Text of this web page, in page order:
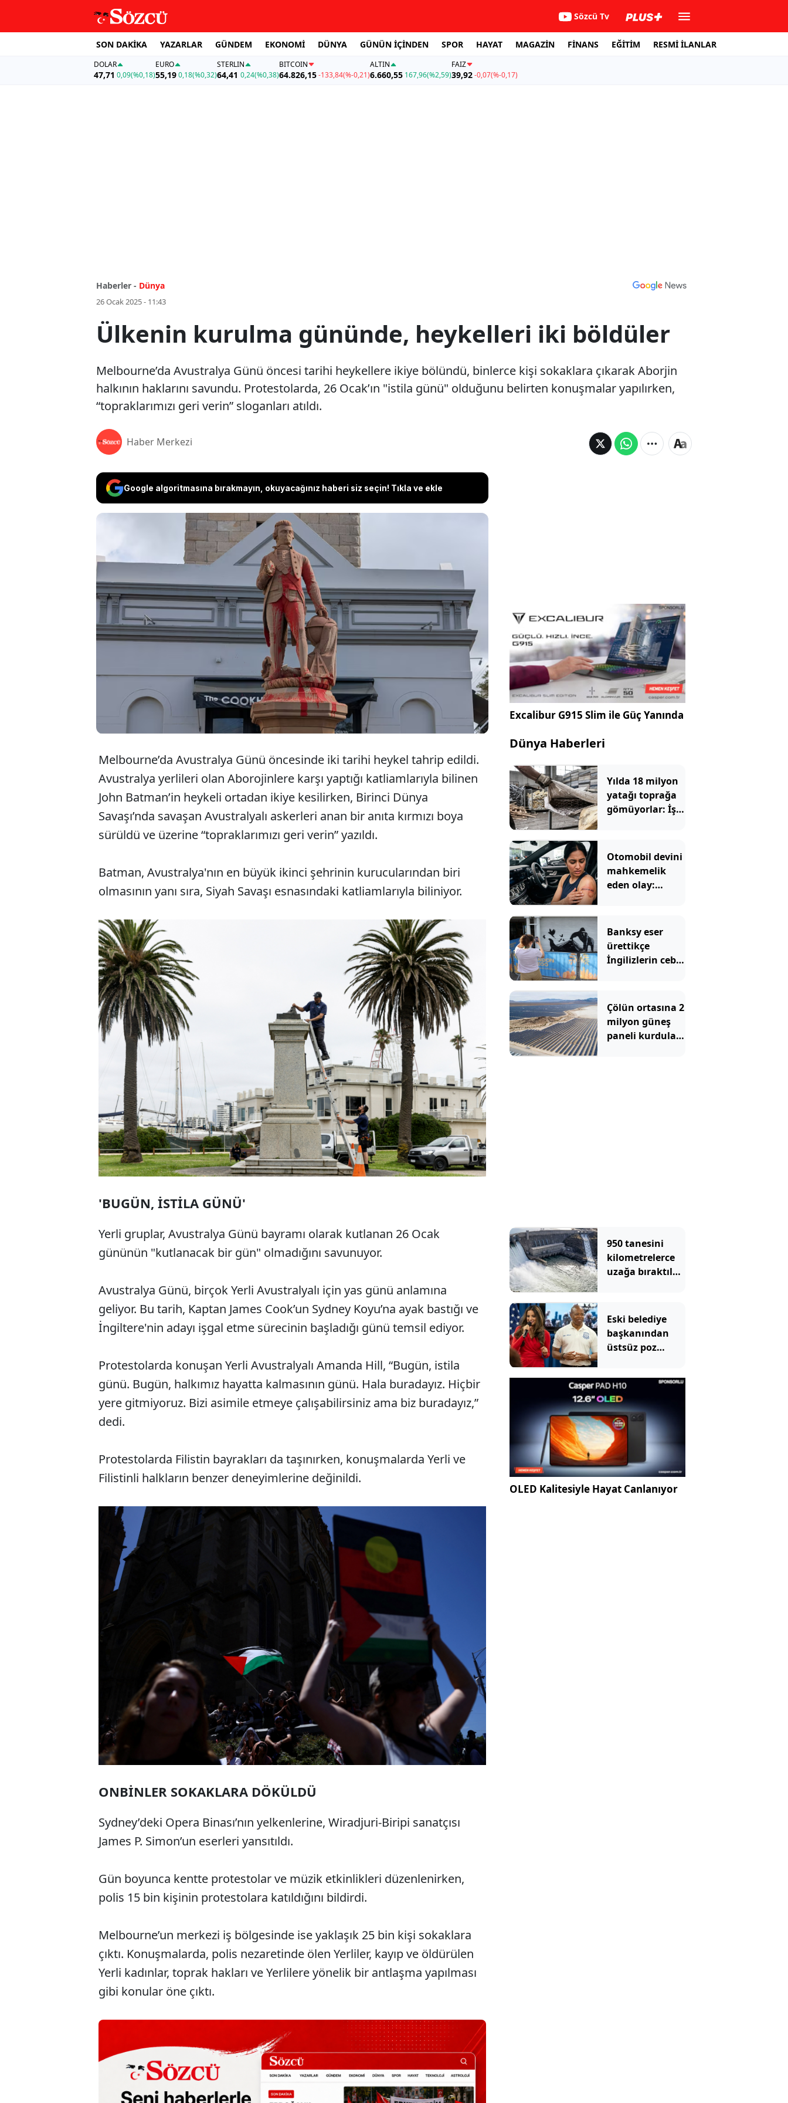
Sözcü Tv
SON DAKİKA YAZARLAR GÜNDEM EKONOMİ DÜNYA GÜNÜN İÇİNDEN SPOR HAYAT MAGAZİN FİNANS EĞİTİM RESMİ İLANLAR
DOLAR
47,71 0,09(%0,18)
EURO
55,19 0,18(%0,32)
STERLIN
64,41 0,24(%0,38)
BITCOIN
64.826,15-133,84(%-0,21)
ALTIN
6.660,55 167,96(%2,59)
FAİZ
39,92-0,07(%-0,17)
Haberler - Dünya
26 Ocak 2025 - 11:43
Ülkenin kurulma gününde, heykelleri iki böldüler
Melbourne’da Avustralya Günü öncesi tarihi heykellere ikiye bölündü, binlerce kişi sokaklara çıkarak Aborjin
halkının haklarını savundu. Protestolarda, 26 Ocak’ın "istila günü" olduğunu belirten konuşmalar yapılırken,
“topraklarımızı geri verin” sloganları atıldı.
Haber Merkezi
Google algoritmasına bırakmayın, okuyacağınız haberi siz seçin! Tıkla ve ekle
Melbourne’da Avustralya Günü öncesi tarihi heykellere ikiye
bölündü, binlerce kişi sokaklara çıkarak Aborjin halkının haklarını
savundu. Protestolarda, 26 Ocak’ın "istila günü" olduğunu
belirten konuşmalar yapılırken, “topraklarımızı geri verin”
Melbourne’da Avustralya Günü öncesinde iki tarihi heykel tahrip edildi.
Avustralya yerlileri olan Aborojinlere karşı yaptığı katliamlarıyla bilinen
John Batman’in heykeli ortadan ikiye kesilirken, Birinci Dünya
Savaşı’nda savaşan Avustralyalı askerleri anan bir anıta kırmızı boya
sürüldü ve üzerine “topraklarımızı geri verin” yazıldı.
Batman, Avustralya'nın en büyük ikinci şehrinin kurucularından biri
olmasının yanı sıra, Siyah Savaşı esnasındaki katliamlarıyla biliniyor.
'BUGÜN, İSTİLA GÜNÜ'
Yerli gruplar, Avustralya Günü bayramı olarak kutlanan 26 Ocak
gününün "kutlanacak bir gün" olmadığını savunuyor.
Avustralya Günü, birçok Yerli Avustralyalı için yas günü anlamına
geliyor. Bu tarih, Kaptan James Cook’un Sydney Koyu’na ayak bastığı ve
İngiltere'nin adayı işgal etme sürecinin başladığı günü temsil ediyor.
Protestolarda konuşan Yerli Avustralyalı Amanda Hill, “Bugün, istila
günü. Bugün, halkımız hayatta kalmasının günü. Hala buradayız. Hiçbir
yere gitmiyoruz. Bizi asimile etmeye çalışabilirsiniz ama biz buradayız,”
dedi.
Protestolarda Filistin bayrakları da taşınırken, konuşmalarda Yerli ve
Filistinli halkların benzer deneyimlerine değinildi.
ONBİNLER SOKAKLARA DÖKÜLDÜ
Sydney’deki Opera Binası’nın yelkenlerine, Wiradjuri-Biripi sanatçısı
James P. Simon’un eserleri yansıtıldı.
Gün boyunca kentte protestolar ve müzik etkinlikleri düzenlenirken,
polis 15 bin kişinin protestolara katıldığını bildirdi.
Melbourne’un merkezi iş bölgesinde ise yaklaşık 25 bin kişi sokaklara
çıktı. Konuşmalarda, polis nezaretinde ölen Yerliler, kayıp ve öldürülen
Yerli kadınlar, toprak hakları ve Yerlilere yönelik bir antlaşma yapılması
gibi konular öne çıktı.
Excalibur G915 Slim ile Güç Yanında
Dünya Haberleri
Yılda 18 milyon
yatağı toprağa
gömüyorlar: İşte
Otomobil devini
mahkemelik
eden olay:
Banksy eser
ürettikçe
İngilizlerin cebi
Çölün ortasına 2
milyon güneş
paneli kurdular:
950 tanesini
kilometrelerce
uzağa bıraktılar:
döndü
Eski belediye
başkanından
üstsüz poz
OLED Kalitesiyle Hayat Canlanıyor